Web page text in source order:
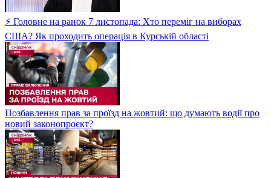
⚡ Головне на ранок 7 листопада: Хто переміг на виборах
США? Як проходить операція в Курській області
Позбавлення прав за проїзд на жовтий: що думають водії про
новий законопроєкт?